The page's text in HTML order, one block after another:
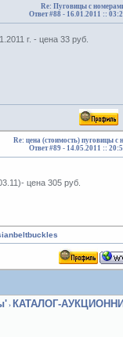
Re: Пуговицы с
Ответ #88 - 16.01.2011 ::
г. - цена 33 руб.
Re: цена (стоимость) пуговицы с
Ответ #89 - 14.05.2011 ::
цена 305 руб.
› КАТАЛОГ-